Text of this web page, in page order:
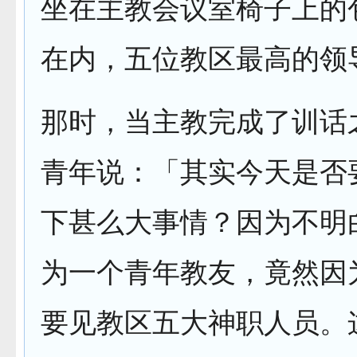
坐在主教会议室椅子上
在内，五位教区最高的领
那时，当主教完成了训
青年说：「其实今天是
下甚么大事情？因为不
为一个青年教友，竟然
要见教区五大神职人员